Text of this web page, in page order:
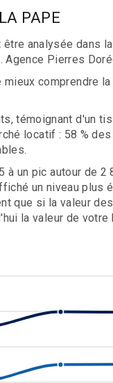
PAPE
analysée
Pierres
comprendre
témoignant d'un
locatif : 58 %
un pic autour de
un niveau
que si la valeur
la valeur de votre